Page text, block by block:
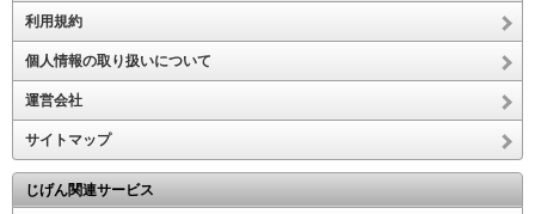
利用規約
個人情報の取り扱いについて
運営会社
サイトマップ
じげん関連サービス